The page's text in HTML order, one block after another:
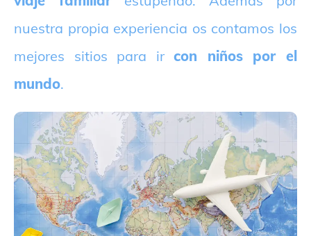
nuestra propia experiencia os contamos los
mejores sitios para ircon niños por el
mundo.